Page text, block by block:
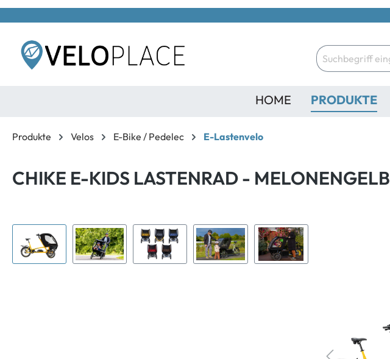
HOME PRODUKTE
Produkte Velos E-Bike / Pedelec E-Lastenvelo
CHIKE E-KIDS LASTENRAD - MELONENGELB